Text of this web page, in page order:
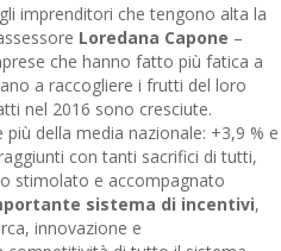
imprenditori che tengono alta la
Loredana Capone –
che hanno fatto più fatica a
a raccogliere i frutti del loro
nel 2016 sono cresciute.
della media nazionale: +3,9 % e
con tanti sacrifici di tutti,
stimolato e accompagnato
sistema di incentivi,
innovazione e